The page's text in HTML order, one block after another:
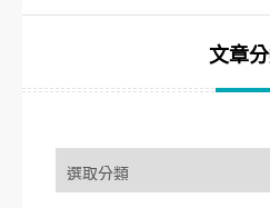
文章
章
分